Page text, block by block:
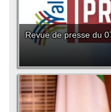
Revue de presse du